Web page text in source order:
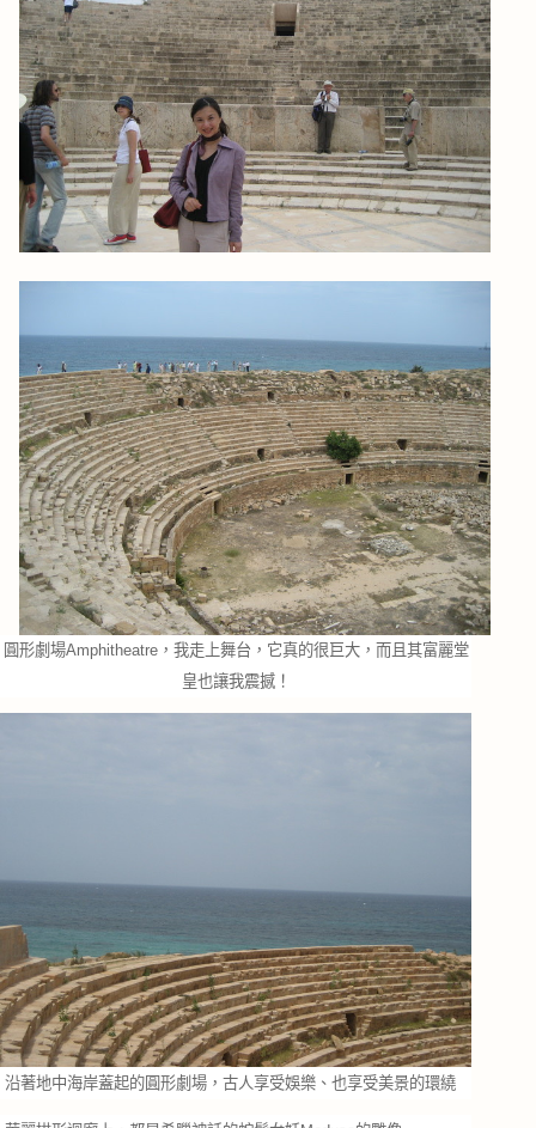
圓形劇場Amphitheatre，我走上舞台，它真的很巨大，而且其富麗堂
皇也讓我震撼！
沿著地中海岸蓋起的圓形劇場，古人享受娛樂、也享受美景的環繞